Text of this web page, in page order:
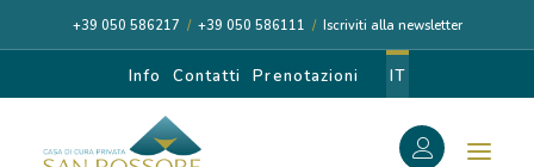
+39 050 586217 / +39 050 586111 / Iscriviti alla newsletter
Info Contatti Prenotazioni IT